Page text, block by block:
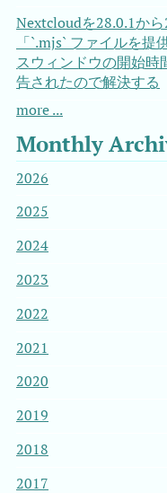
Nextcloudを28.0.1か
「`.mjs` ファイルを
スウィンドウの開始時
告されたので解決する
more ...
Monthly
2026
2025
2024
2023
2022
2021
2020
2019
2018
2017